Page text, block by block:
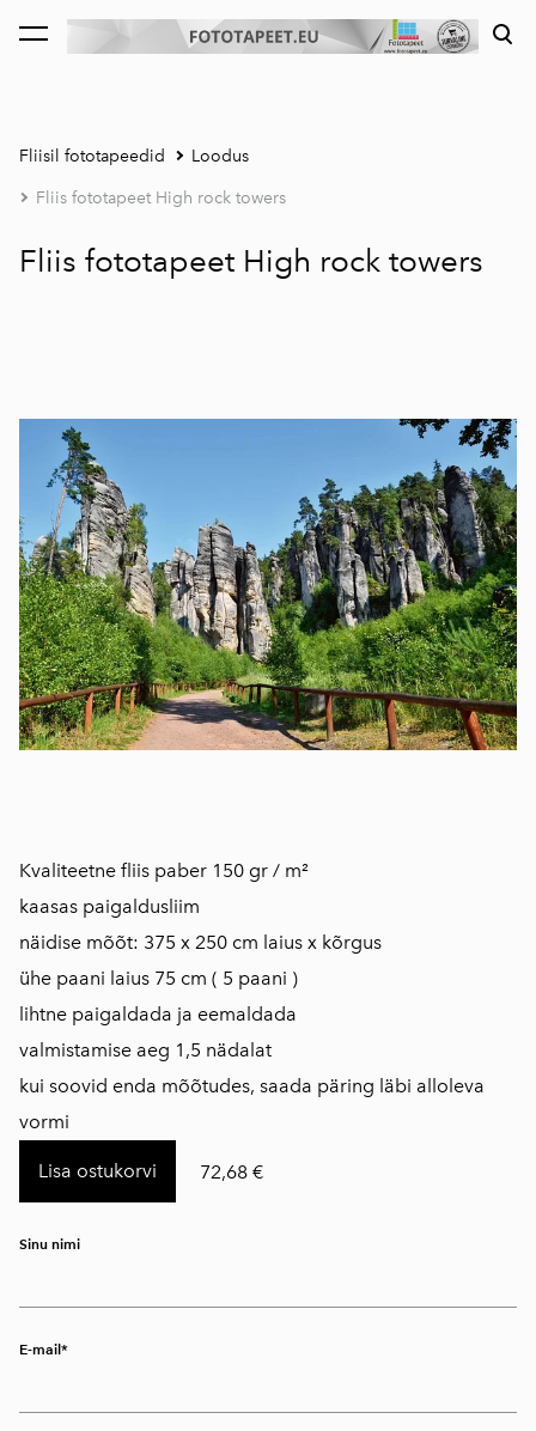
lisati ostukorvi. Vaata ostukorvi
Fliisil fototapeedid Loodus
Fliis fototapeet High rock towers
Fliis fototapeet High rock towers
Kvaliteetne fliis paber 150 gr / m²
kaasas paigaldusliim
näidise mõõt: 375 x 250 cm laius x kõrgus
ühe paani laius 75 cm ( 5 paani )
lihtne paigaldada ja eemaldada
valmistamise aeg 1,5 nädalat
kui soovid enda mõõtudes, saada päring läbi alloleva
vormi
Lisa ostukorvi 72,68 €
Sinu nimi
E-mail